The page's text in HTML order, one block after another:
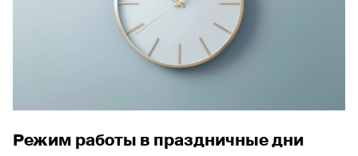
Режим работы в праздничные дни